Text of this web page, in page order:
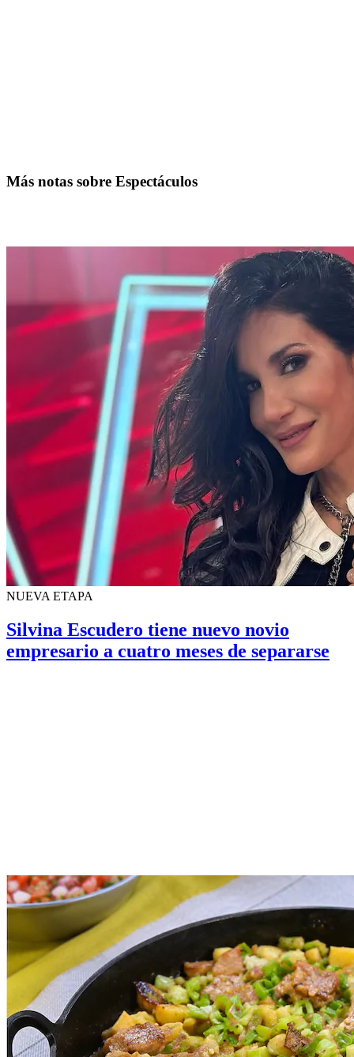
Más notas sobre Espectáculos
NUEVA ETAPA
Silvina Escudero tiene nuevo novio
empresario a cuatro meses de separarse